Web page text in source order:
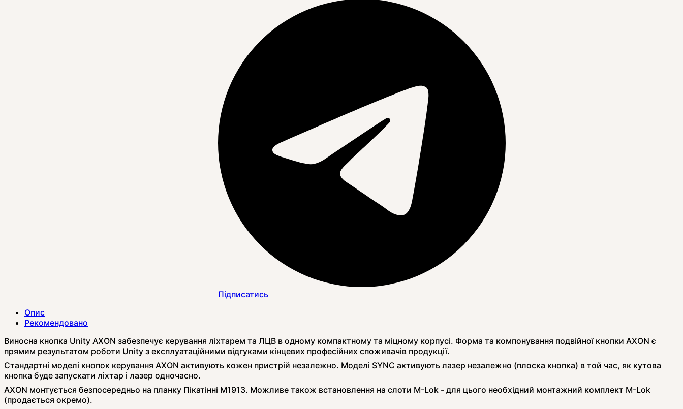
Підписатись
Опис
Рекомендовано
Виносна кнопка Unity AXON забезпечує керування ліхтарем та ЛЦВ в одному компактному та міцному корпусі. Форма та компонування подвійної кнопки AXON є
прямим результатом роботи Unity з експлуатаційними відгуками кінцевих професійних споживачів продукції.
Стандартні моделі кнопок керування AXON активують кожен пристрій незалежно. Моделі SYNC активують лазер незалежно (плоска кнопка) в той час, як кутова
кнопка буде запускати ліхтар і лазер одночасно.
AXON монтується безпосередньо на планку Пікатінні М1913. Можливе також встановлення на слоти M-Lok - для цього необхідний монтажний комплект M-Lok
(продається окремо).